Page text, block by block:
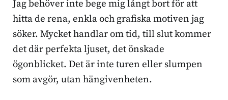
Jag behöver inte bege mig långt bort för att
hitta de rena, enkla och grafiska motiven jag
söker. Mycket handlar om tid, till slut kommer
det där perfekta ljuset, det önskade
ögonblicket. Det är inte turen eller slumpen
som avgör, utan hängivenheten.